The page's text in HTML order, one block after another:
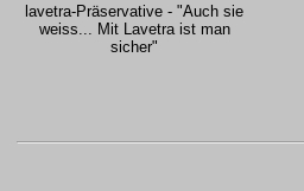
lavetra-Präservative - "Auch sie
weiss... Mit Lavetra ist man
sicher"